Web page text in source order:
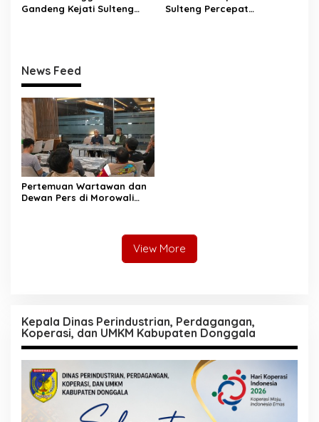
Gandeng Kejati Sulteng
Sulteng Percepat
News Feed
Pertemuan Wartawan dan
Dewan Pers di Morowali
View More
Kepala Dinas Perindustrian, Perdagangan,
Koperasi, dan UMKM Kabupaten Donggala